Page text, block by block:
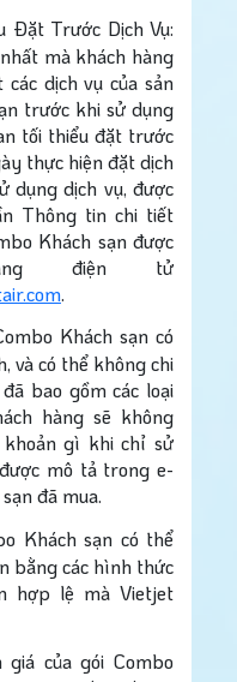
Đặt Trước Dịch Vụ:
mà khách hàng
dịch vụ của sản
trước khi sử dụng
tối thiểu đặt trước
thực hiện đặt dịch
dụng dịch vụ, được
Thông tin chi tiết
Khách sạn được
điện tử
.
Khách sạn có
và có thể không chi
bao gồm các loại
hàng sẽ không
gì khi chỉ sử
mô tả trong e-
đã mua.
Khách sạn có thể
bằng các hình thức
hợp lệ mà Vietjet
của gói Combo